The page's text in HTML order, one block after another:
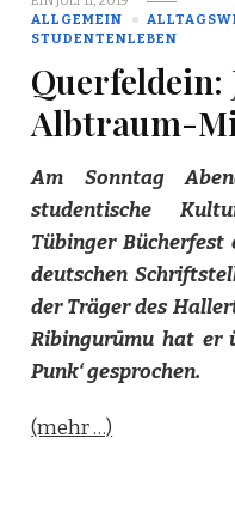
ALLGEMEIN
STUDENTENLEBEN
Querfeldein:
Albtraum-
Am Sonntag
studentische
Tübinger
deutschen
der Träger des
Ribingurūmu hat er
Punk‘ gesprochen.
(mehr …)